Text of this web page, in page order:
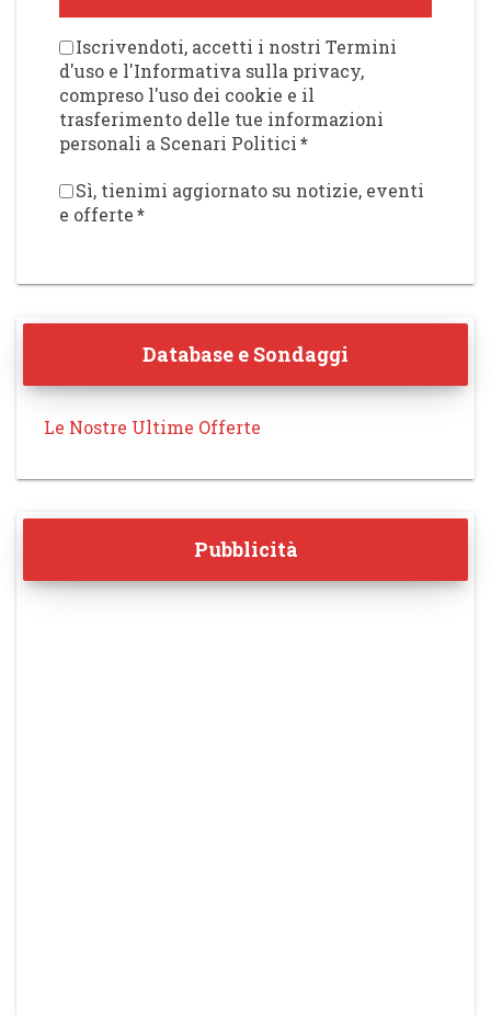
Iscrivendoti, accetti i nostri Termini
d'uso e l'Informativa sulla privacy,
compreso l'uso dei cookie e il
trasferimento delle tue informazioni
personali a Scenari Politici*
Sì, tienimi aggiornato su notizie, eventi
e offerte*
Database e Sondaggi
Le Nostre Ultime Offerte
Pubblicità